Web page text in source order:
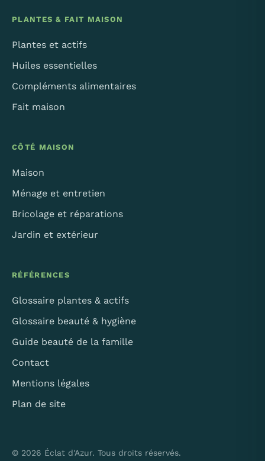
PLANTES & FAIT MAISON
Plantes et actifs
Huiles essentielles
Compléments alimentaires
Fait maison
CÔTÉ MAISON
Maison
Ménage et entretien
Bricolage et réparations
Jardin et extérieur
RÉFÉRENCES
Glossaire plantes & actifs
Glossaire beauté & hygiène
Guide beauté de la famille
Contact
Mentions légales
Plan de site
© 2026 Éclat d'Azur. Tous droits réservés.